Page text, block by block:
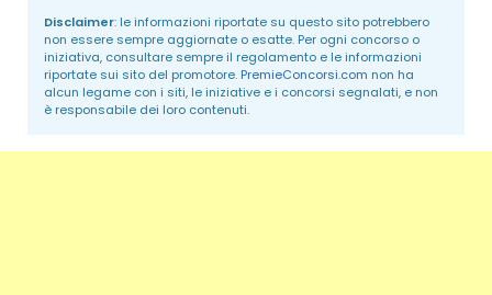
Disclaimer: le informazioni riportate su questo sito potrebbero
non essere sempre aggiornate o esatte. Per ogni concorso o
iniziativa, consultare sempre il regolamento e le informazioni
riportate sui sito del promotore. PremieConcorsi.com non ha
alcun legame con i siti, le iniziative e i concorsi segnalati, e non
è responsabile dei loro contenuti.